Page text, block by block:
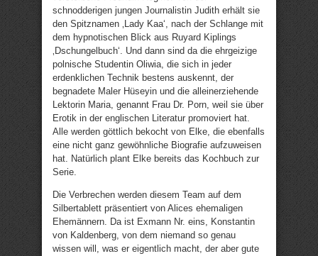
schnodderigen jungen Journalistin Judith erhält sie
den Spitznamen ‚Lady Kaa‘, nach der Schlange mit
dem hypnotischen Blick aus Ruyard Kiplings
‚Dschungelbuch‘. Und dann sind da die ehrgeizige
polnische Studentin Oliwia, die sich in jeder
erdenklichen Technik bestens auskennt, der
begnadete Maler Hüseyin und die alleinerziehende
Lektorin Maria, genannt Frau Dr. Porn, weil sie über
Erotik in der englischen Literatur promoviert hat.
Alle werden göttlich bekocht von Elke, die ebenfalls
eine nicht ganz gewöhnliche Biografie aufzuweisen
hat. Natürlich plant Elke bereits das Kochbuch zur
Serie.
Die Verbrechen werden diesem Team auf dem
Silbertablett präsentiert von Alices ehemaligen
Ehemännern. Da ist Exmann Nr. eins, Konstantin
von Kaldenberg, von dem niemand so genau
wissen will, was er eigentlich macht, der aber gute